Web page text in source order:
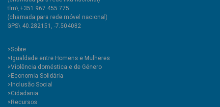
tlm\ +351 967 455 775
(chamada para rede móvel nacional)
GPS\ 40.282151, -7.504082
>Sobre
>Igualdade entre Homens e Mulheres
>Violência doméstica e de Género
>Economia Solidária
>Inclusão Social
>Cidadania
>Recursos